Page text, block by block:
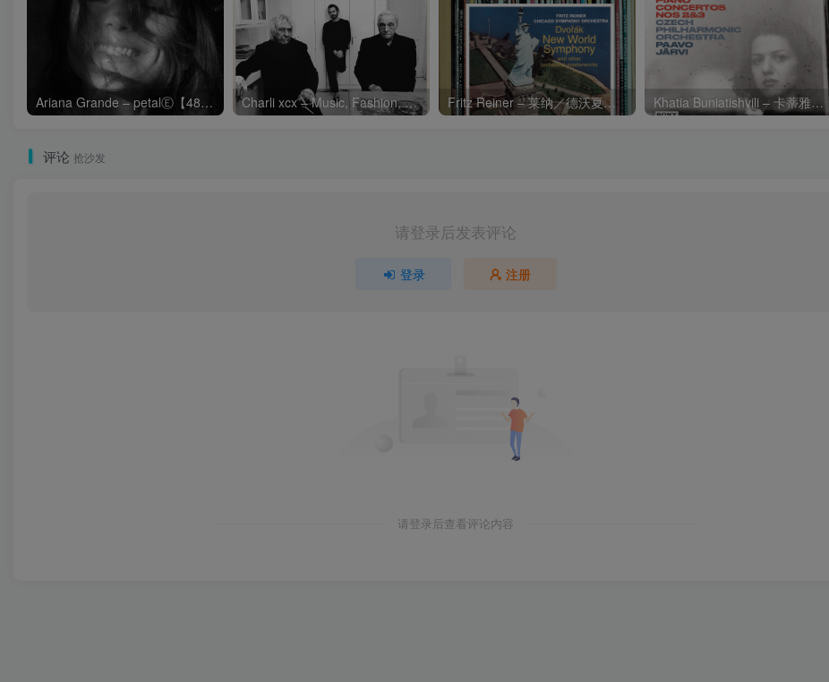
Ariana Grande – petalⒺ【48kHz／24bit】英国区 Charli xcx – Music, Fashion, FilmⒺ【48kHz／24bit】英国区 Fritz Reiner – 莱纳／德沃夏克：第九交响曲 Khatia Buniatishvili – 卡蒂雅拉赫玛尼诺夫：第二、三钢琴协奏曲
评论 抢沙发
请登录后发表评论
登录 注册
请登录后查看评论内容